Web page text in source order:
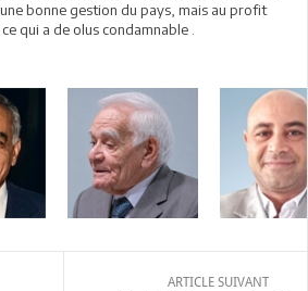
bonne gestion du pays, mais au profit
qui a de olus condamnable .
ARTICLE SUIVANT